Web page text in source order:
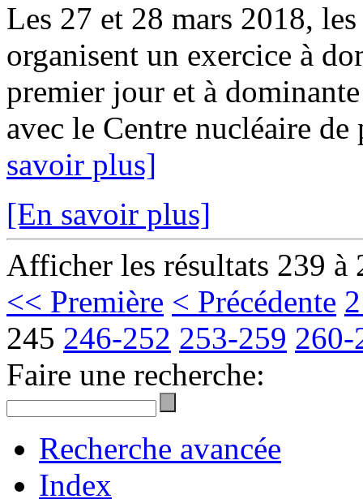
Les 27 et 28 mars 2018,
organisent un exercice à
premier jour et à
avec le Centre nucléaire
savoir plus]
[En savoir plus]
Afficher les résultats 239 à
<< Première < Précédente
245 246-252 253-259 260-
Faire une recherche:
Recherche avancée
Index